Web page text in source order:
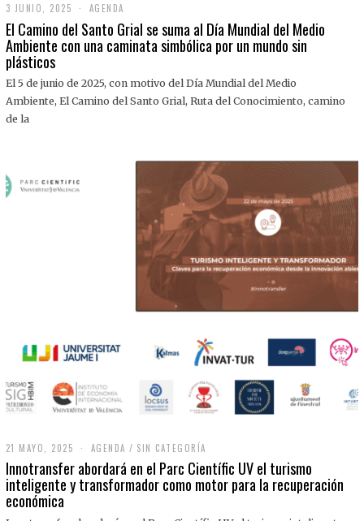
3 JUNIO, 2025
J
U
N
,
0
AGENDA
El Camino del Santo Grial se suma al Día Mundial del Medio
Ambiente con una caminata simbólica por un mundo sin
plásticos
El 5 de junio de 2025, con motivo del Día Mundial del Medio
Ambiente, El Camino del Santo Grial, Ruta del Conocimiento, camino
de la
21 MAYO, 2025
M
A
Y
AGENDA / SIN CATEGORÍA
Innotransfer abordará en el Parc Científic UV el turismo
inteligente y transformador como motor para la recuperación
económica